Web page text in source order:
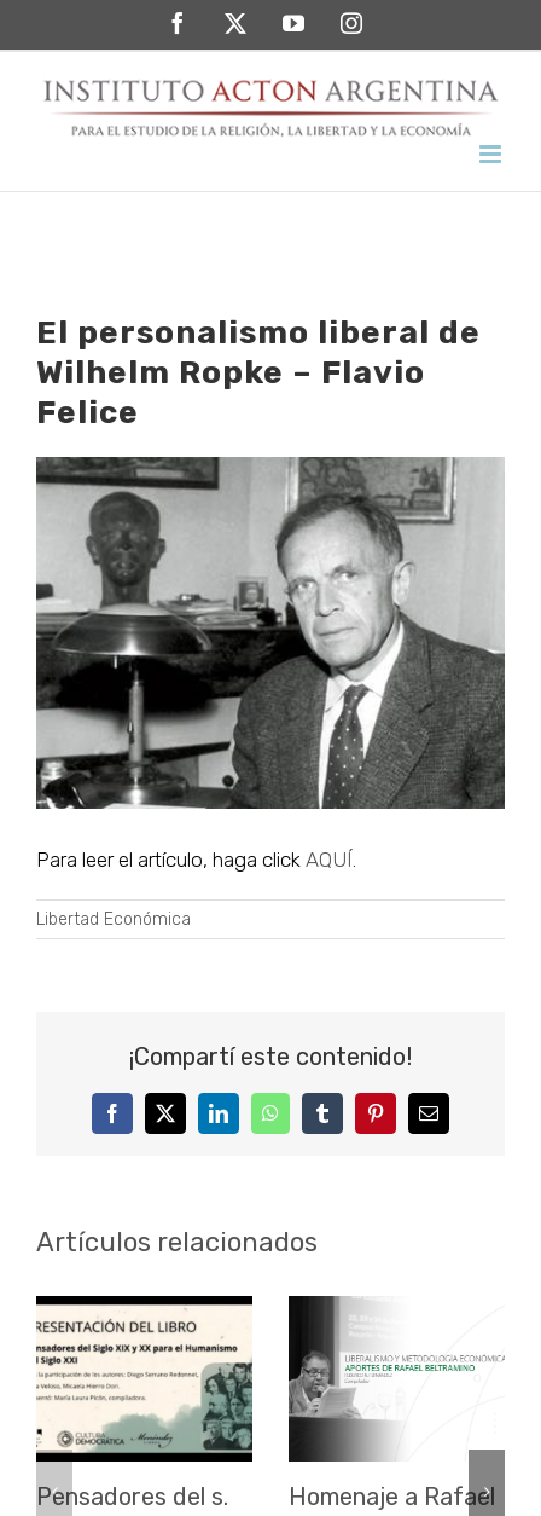
al
contenido
FacebookTwitterYouTubeInstagram
El personalismo liberal de
Wilhelm Ropke – Flavio
Felice
Ver
imagen
grande
Para leer el artículo, haga click AQUÍ
Libertad Económica
¡Compartí este contenido!
FacebookTwitterLinkedInWhatsAppTumblrPinterestCorreo
Artículos relacionados
Pensadores del s.
Homenaje a Rafael